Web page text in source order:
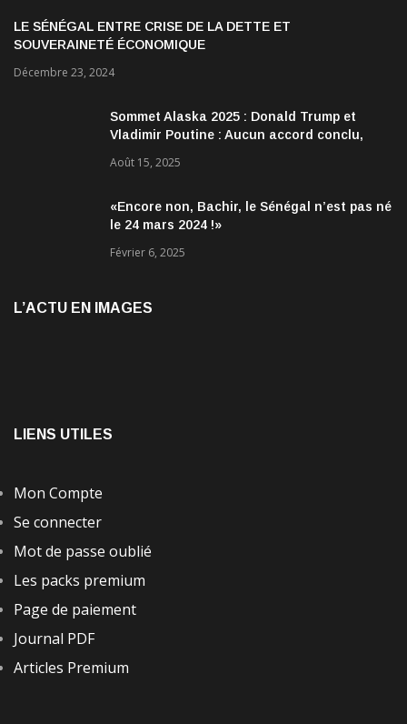
LE SÉNÉGAL ENTRE CRISE DE LA DETTE ET
SOUVERAINETÉ ÉCONOMIQUE
Décembre 23, 2024
Sommet Alaska 2025 : Donald Trump et
Vladimir Poutine : Aucun accord conclu,
encourageantes
Août 15, 2025
«Encore non, Bachir, le Sénégal n’est pas né
le 24 mars 2024 !»
Février 6, 2025
L’ACTU EN IMAGES
LIENS UTILES
Mon Compte
Se connecter
Mot de passe oublié
Les packs premium
Page de paiement
Journal PDF
Articles Premium